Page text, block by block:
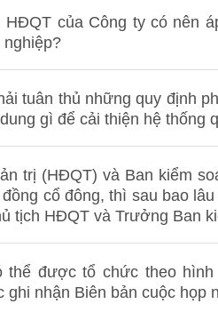
của Công ty có nên
nghiệp?
tuân thủ những quy định
gì để cải thiện hệ thống
trị (HĐQT) và Ban kiểm
cổ đông, thì sau bao
tịch HĐQT và Trưởng Ban
thể được tổ chức theo
ghi nhận Biên bản cuộc họp